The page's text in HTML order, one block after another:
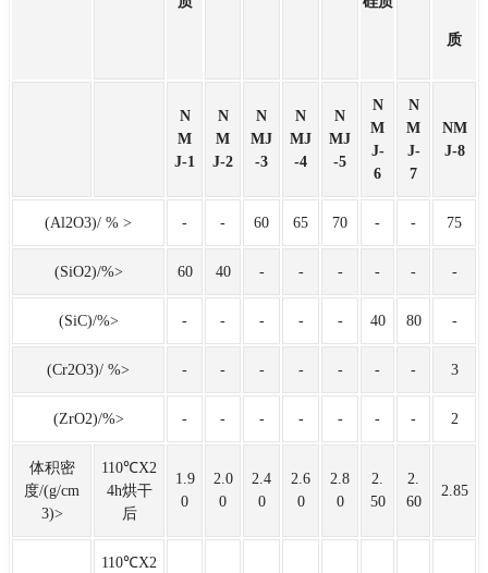
质
N
M
J-1
N
M
J-2
N
MJ
-3
N
MJ
-4
N
MJ
-5
N
M
J-
6
N
M
J-
7
NM
J-8
(Al2O3)/ % > - - 60 65 70 - - 75
(SiO2)/%> 60 40 - - - - - -
(SiC)/%> - - - - - 40 80 -
(Cr2O3)/ %> - - - - - - - 3
(ZrO2)/%> - - - - - - - 2
体积密
度/(g/cm
3)>
110℃X2
4h烘干
后
1.9
0
2.0
0
2.4
0
2.6
0
2.8
0
2.
50
2.
60
2.85
110℃X2